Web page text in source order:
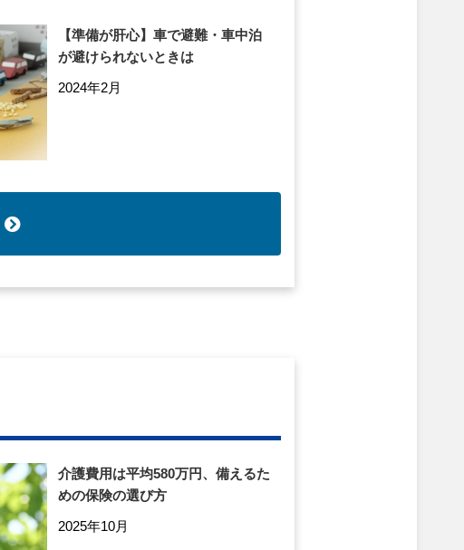
【準備が肝心】車で避難・車中泊
が避けられないときは
2024年2月
介護費用は平均580万円、備えるた
めの保険の選び方
2025年10月